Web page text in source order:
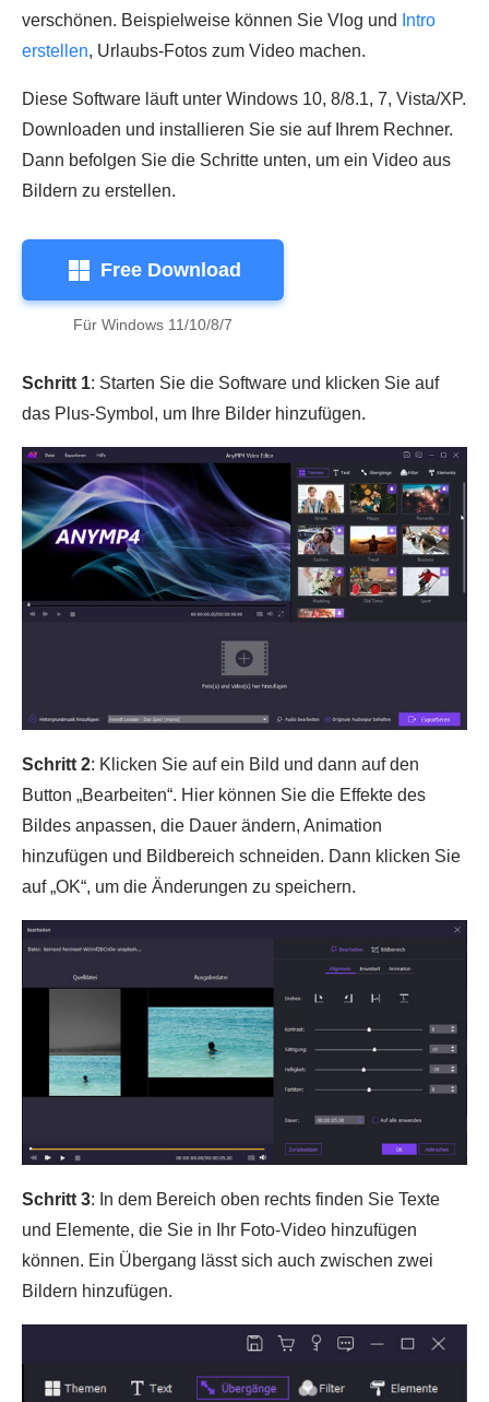
verschönen. Beispielweise können Sie Vlog und
Intro
erstellen, Urlaubs-Fotos zum Video machen.
Diese Software läuft unter Windows 10, 8/8.1, 7, Vista/XP.
Downloaden und installieren Sie sie auf Ihrem Rechner.
Dann befolgen Sie die Schritte unten, um ein Video aus
Bildern zu erstellen.
Free Download
Für Windows 11/10/8/7
Schritt 1: Starten Sie die Software und klicken Sie auf
das Plus-Symbol, um Ihre Bilder hinzufügen.
Schritt 2: Klicken Sie auf ein Bild und dann auf den
Button „Bearbeiten“. Hier können Sie die Effekte des
Bildes anpassen, die Dauer ändern, Animation
hinzufügen und Bildbereich schneiden. Dann klicken Sie
auf „OK“, um die Änderungen zu speichern.
Schritt 3: In dem Bereich oben rechts finden Sie Texte
und Elemente, die Sie in Ihr Foto-Video hinzufügen
können. Ein Übergang lässt sich auch zwischen zwei
Bildern hinzufügen.